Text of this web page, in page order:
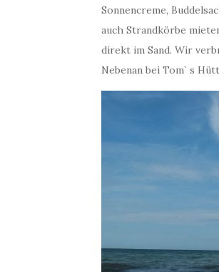
Sonnencreme,
auch Strandkörbe
direkt im Sand. Wir
Nebenan bei Tom` s